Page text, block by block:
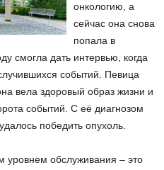
онкологию, а
сейчас она снова
попала в
смогла дать интервью, когда
событий. Певица
вела здоровый образ жизни и
событий. С её диагнозом
победить опухоль.
уровнем обслуживания – это